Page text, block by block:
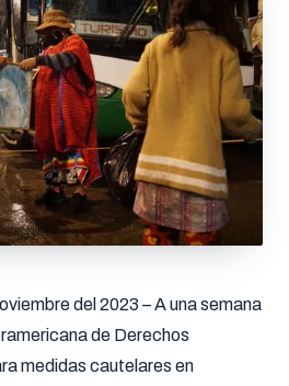
del 2023 – A una semana
de Derechos
medidas cautelares en